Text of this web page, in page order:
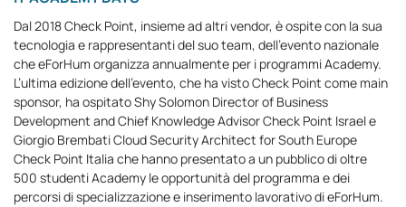
Dal 2018 Check Point, insieme ad altri vendor, è ospite con la sua
tecnologia e rappresentanti del suo team, dell’evento nazionale
che eForHum organizza annualmente per i programmi Academy.
L’ultima edizione dell’evento, che ha visto Check Point come main
sponsor, ha ospitato Shy Solomon Director of Business
Development and Chief Knowledge Advisor Check Point Israel e
Giorgio Brembati Cloud Security Architect for South Europe
Check Point Italia che hanno presentato a un pubblico di oltre
500 studenti Academy le opportunità del programma e dei
percorsi di specializzazione e inserimento lavorativo di eForHum.